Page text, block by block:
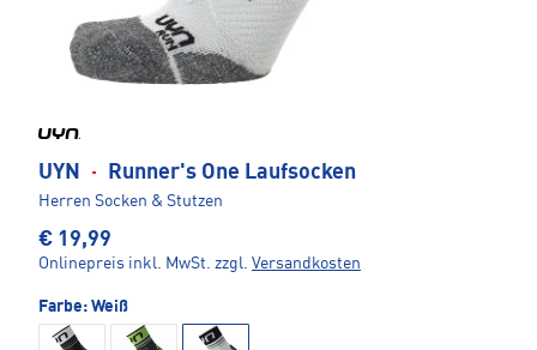
UYN · Runner's One Laufsocken
Herren Socken & Stutzen
€ 19,99
Onlinepreis inkl. MwSt. zzgl. Versandkosten
Farbe: Weiß